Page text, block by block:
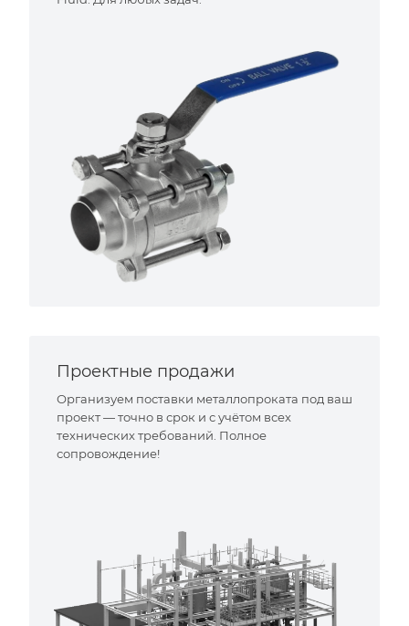
Проектные продажи
Организуем поставки металлопроката под ваш
проект — точно в срок и с учётом всех
технических требований. Полное
сопровождение!